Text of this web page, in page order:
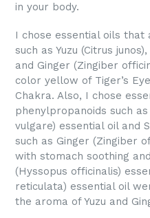
in your body.
I chose essential oils
such as Yuzu (Citrus
and Ginger (Zingiber
color yellow of Tiger’s
Chakra. Also, I chose
phenylpropanoids such
vulgare) essential oil and
such as Ginger (Zingiber
with stomach soothing
(Hyssopus officinalis)
reticulata) essential oil
the aroma of Yuzu and